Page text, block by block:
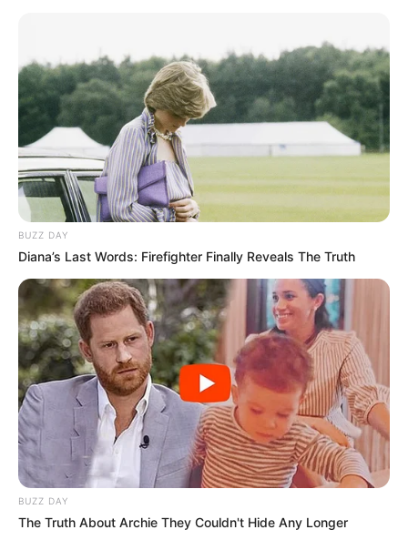
BUZZ DAY
Diana’s Last Words: Firefighter Finally Reveals The Truth
BUZZ DAY
The Truth About Archie They Couldn't Hide Any Longer